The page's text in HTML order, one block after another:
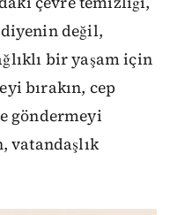
değil,
bir yaşam için
bırakın, cep
göndermeyi
vatandaşlık